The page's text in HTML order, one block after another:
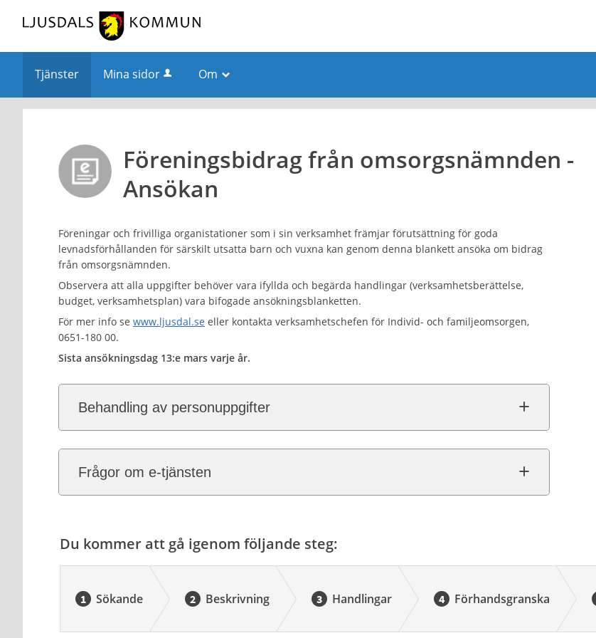
självservice
kommun
Tjänster Mina sidor Om _
Föreningsbidrag från omsorgsnämnden -
Ansökan
Föreningar och frivilliga organistationer som i sin verksamhet främjar förutsättning för goda
levnadsförhållanden för särskilt utsatta barn och vuxna kan genom denna blankett ansöka om bidrag
från omsorgsnämnden.
Observera att alla uppgifter behöver vara ifyllda och begärda handlingar (verksamhetsberättelse,
budget, verksamhetsplan) vara bifogade ansökningsblanketten.
För mer info se www.ljusdal.seeller kontakta verksamhetschefen för Individ- och familjeomsorgen,
0651-180 00.
Sista ansökningsdag 13:e mars varje år.
Behandling av personuppgifter
Frågor om e-tjänsten
Du kommer att gå igenom följande steg:
Sökande Beskrivning Handlingar Förhandsgranska